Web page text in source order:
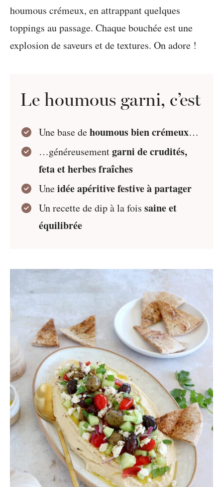
houmous crémeux, en attrappant quelques
toppings au passage. Chaque bouchée est une
explosion de saveurs et de textures. On adore !
Le houmous garni, c’est
Une base dehoumous bien crémeux…
…généreusementgarni de crudités,
feta et herbes fraîches
Uneidée apéritive festive à partager
Un recette de dip à la foissaine et
équilibrée